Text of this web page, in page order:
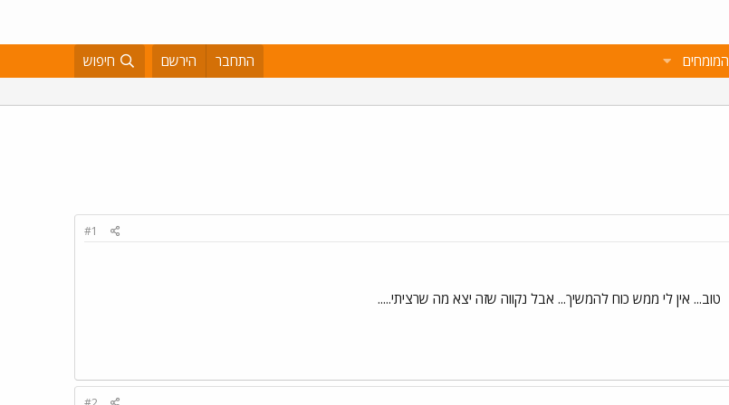
המומחים התחבר הירשם חיפוש
#1
טוב... אין לי ממש כוח להמשיך... אבל נקווה שזה יצא מה שרציתי.....